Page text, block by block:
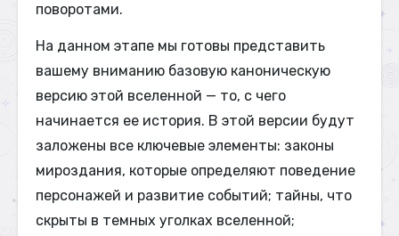
поворотами.
На данном этапе мы готовы представить
вашему вниманию базовую каноническую
версию этой вселенной — то, с чего
начинается ее история. В этой версии будут
заложены все ключевые элементы: законы
мироздания, которые определяют поведение
персонажей и развитие событий; тайны, что
скрыты в темных уголках вселенной;